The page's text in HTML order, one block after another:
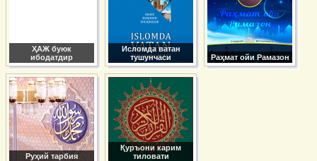
ҲАЖ буюк
ибодатдир
Исломда ватан
тушунчаси
Раҳмат ойи Рамазон
Руҳий тарбия
Қуръони карим
тиловати